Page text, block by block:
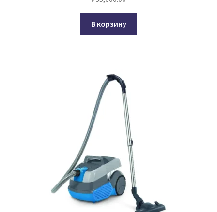
В корзину